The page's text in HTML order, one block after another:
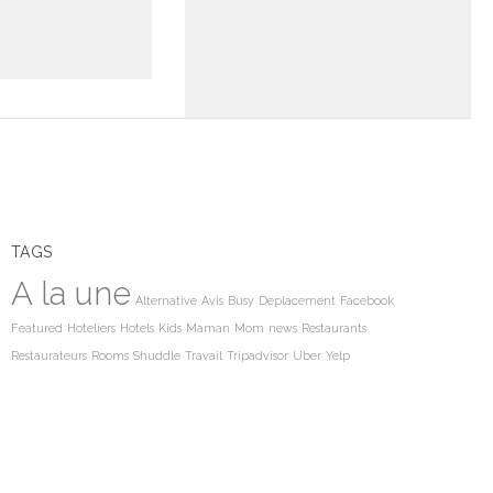
TAGS
A la une Alternative Avis Busy Deplacement Facebook
Featured Hoteliers Hotels Kids Maman Mom news Restaurants
Restaurateurs Rooms Shuddle Travail Tripadvisor Uber Yelp